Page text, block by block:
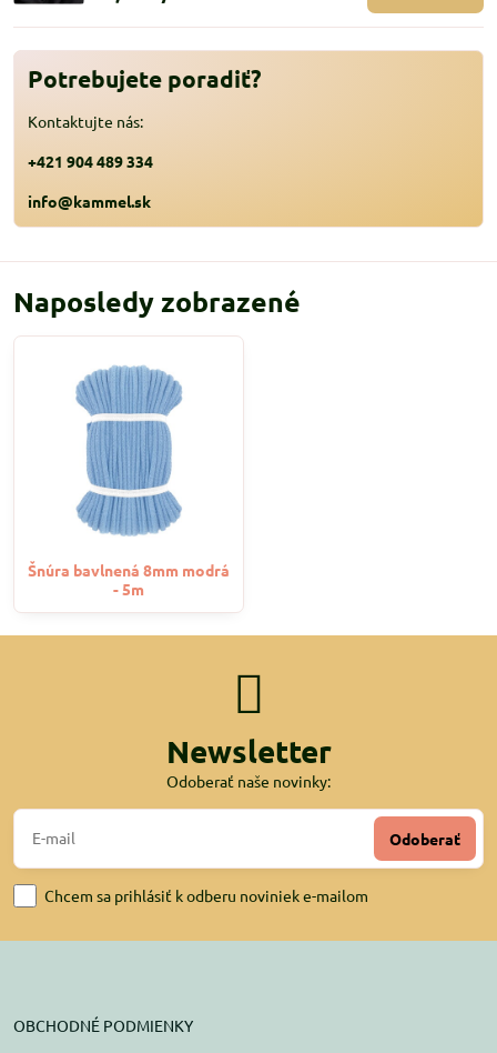
Potrebujete poradiť?
Kontaktujte nás:
+421 904 489 334
info@kammel.sk
Naposledy zobrazené
Šnúra bavlnená 8mm modrá
- 5m
Newsletter
Odoberať naše novinky:
Odoberať
Chcem sa prihlásiť k odberu noviniek e-mailom
OBCHODNÉ PODMIENKY